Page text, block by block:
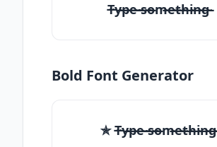
T̶̴y̶̴p̶̴e̶̴ ̶̴s̶̴o̶̴m̶̴e̶̴t̶̴h̶̴i̶̴n̶̴g̶̴
Bold Font Generator
✯ T̶̴y̶̴p̶̴e̶̴ ̶̴s̶̴o̶̴m̶̴e̶̴t̶̴h̶̴i̶̴n̶̴g̶̴